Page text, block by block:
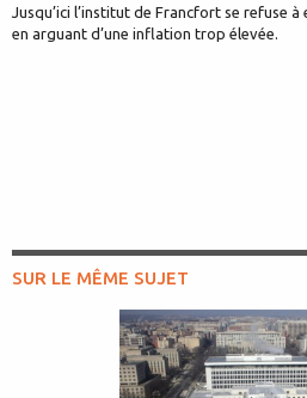
Jusqu’ici l’institut de Francfort se refuse
en arguant d’une inflation trop élevée.
SUR LE MÊME SUJET